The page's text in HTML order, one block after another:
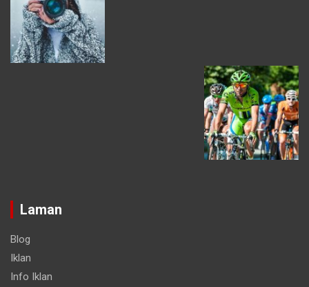
Laman
Blog
Iklan
Info Iklan